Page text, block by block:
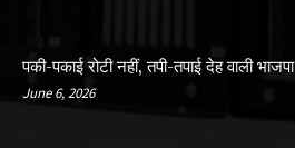
पकी-पकाई रोटी नहीं, तपी-तपाई देह वाली भाजपा
June 6, 2026